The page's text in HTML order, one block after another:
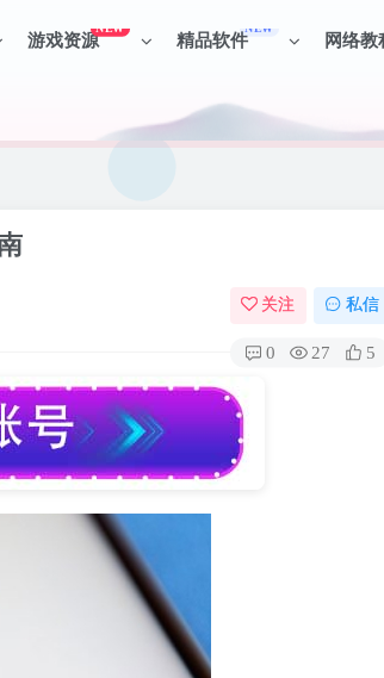
游戏资源
NEW
精品软件
NEW
网络教
知。
关注 私信
0 27 5